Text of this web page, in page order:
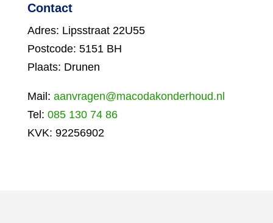
Contact
Adres: Lipsstraat 22U55
Postcode: 5151 BH
Plaats: Drunen
Mail: aanvragen@macodakonderhoud.nl
Tel: 085 130 74 86
KVK: 92256902